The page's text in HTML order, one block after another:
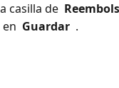
casilla de
en Guardar .